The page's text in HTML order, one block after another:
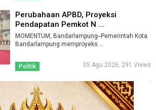
Perubahaan APBD, Proyeksi
Pendapatan Pemkot N ...
MOMENTUM, Bandarlampung--Pemerintah Kota
Bandarlampung memproyeks ...
Politik 05 Agu 2026, 291 Views